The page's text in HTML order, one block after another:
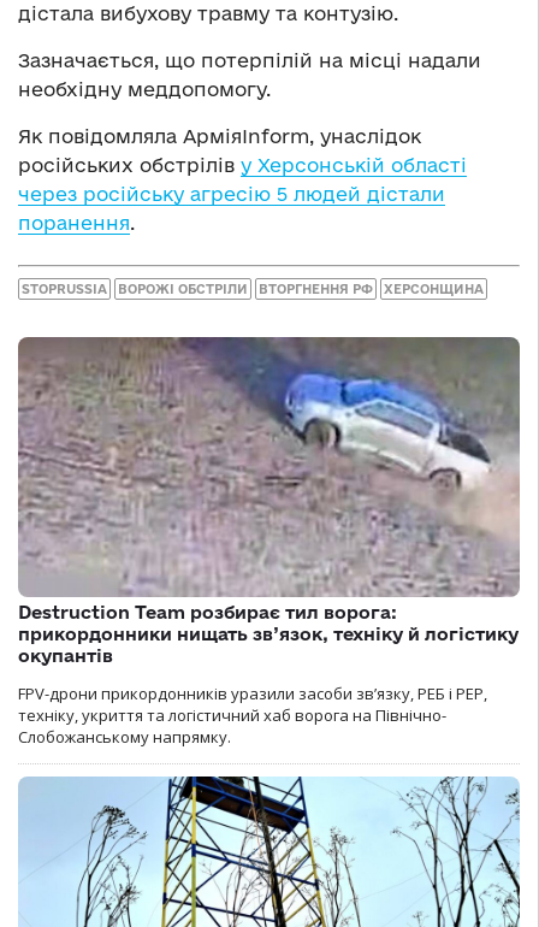
дістала вибухову травму та контузію.
Зазначається, що потерпілій на місці надали
необхідну меддопомогу.
Як повідомляла АрміяInform, унаслідок
російських обстрілів у Херсонській області
через російську агресію 5 людей дістали
поранення.
STOPRUSSIA ВОРОЖІ ОБСТРІЛИ ВТОРГНЕННЯ РФ ХЕРСОНЩИНА
Destruction Team розбирає тил ворога:
прикордонники нищать зв’язок, техніку й логістику
окупантів
FPV-дрони прикордонників уразили засоби зв’язку, РЕБ і РЕР,
техніку, укриття та логістичний хаб ворога на Північно-
Слобожанському напрямку.